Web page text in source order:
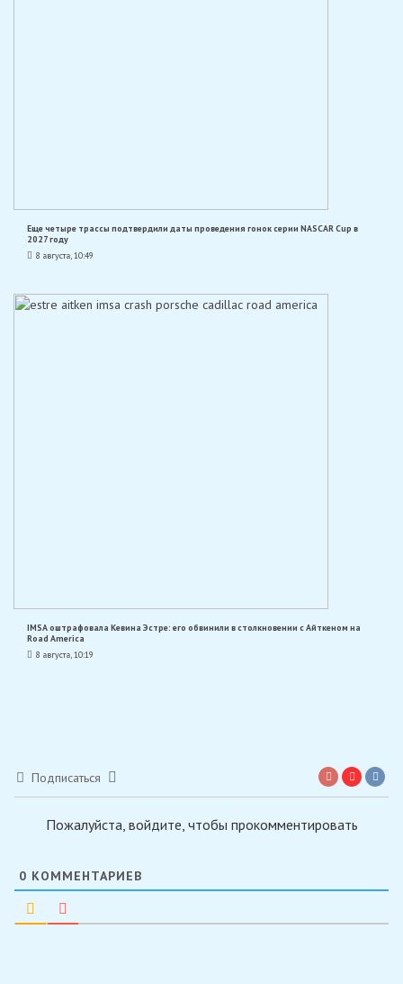
Еще четыре трассы подтвердили даты проведения гонок серии NASCAR Cup в
2027 году
8 августа, 10:49
IMSA оштрафовала Кевина Эстре: его обвинили в столкновении с Айткеном на
Road America
8 августа, 10:19
Подписаться
Пожалуйста, войдите, чтобы прокомментировать
0 КОММЕНТАРИЕВ